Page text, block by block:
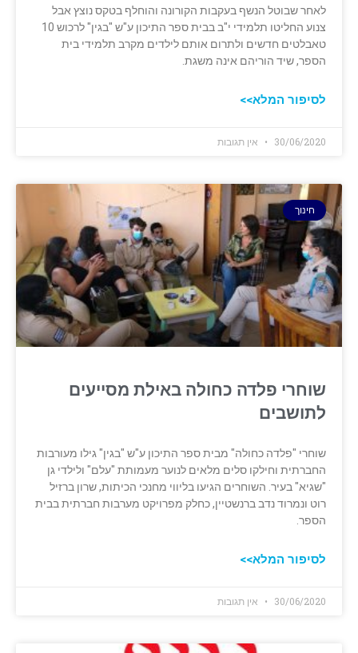
לאחר שבוטל הנשף בעקבות הקורונה והוחלף בטקס נוצץ אבל
צנוע החליטו תלמידי י"ב בבית ספר התיכון ע"ש "בגין" לרכוש 10
טאבלטים חדשים ולתרום אותם לילדים מקרב תלמידי בית
הספר, שיד הוריהם אינה משגת.
לסיפור המלא>>
30/06/2020 אין תגובות
חינוך
שוחרי פלדה כחולה באילת מסייעים
לתושבים
שוחרי "פלדה כחולה" מבית ‏ספר התיכון ע"ש "בגין" גילו מעורבות
החברתית וחילקו סלים מלאים לנוער מעמותת "עלם" ‏ולילדי גן
"שגיא" בעיר. השוחרים הגיעו בליווי מחנכי הכיתות, שרון ברזיל
רוט ונמרוד נדב ‏ברנשטיין, כחלק מפרויקט מערבות חברתית בבית
הספר. ‏
לסיפור המלא>>
30/06/2020 אין תגובות